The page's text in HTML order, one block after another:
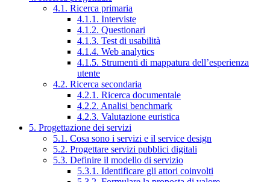
4.1. Ricerca primaria
4.1.1. Interviste
4.1.2. Questionari
4.1.3. Test di usabilità
4.1.4. Web analytics
4.1.5. Strumenti di mappatura dell’esperienza
utente
4.2. Ricerca secondaria
4.2.1. Ricerca documentale
4.2.2. Analisi benchmark
4.2.3. Valutazione euristica
5. Progettazione dei servizi
5.1. Cosa sono i servizi e il service design
5.2. Progettare servizi pubblici digitali
5.3. Definire il modello di servizio
5.3.1. Identificare gli attori coinvolti